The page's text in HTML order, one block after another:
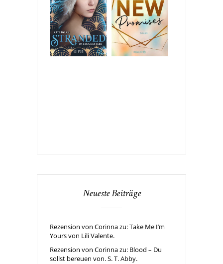
Neueste Beiträge
Rezension von Corinna zu: Take Me I’m
Yours von Lili Valente.
Rezension von Corinna zu: Blood – Du
sollst bereuen von. S. T. Abby.